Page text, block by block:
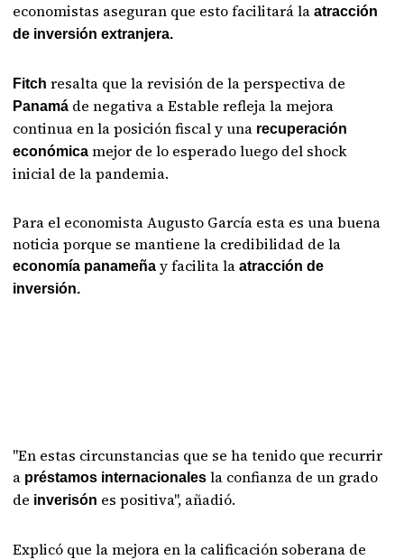
economistas aseguran que esto facilitará laatracción
de inversión extranjera.
Fitch resalta que la revisión de la perspectiva de
Panamá de negativa a Estable refleja la mejora
continua en la posición fiscal y una recuperación
económica mejor de lo esperado luego del shock
inicial de la pandemia.
Para el economista Augusto García esta es una buena
noticia porque se mantiene la credibilidad de la
economía panameñay facilita laatracción de
inversión.
"En estas circunstancias que se ha tenido que recurrir
a préstamos internacionales la confianza de un grado
de inverisón es positiva", añadió.
Explicó que la mejora en la calificación soberana de